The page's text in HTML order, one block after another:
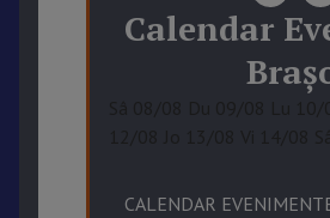
Calendar
CALENDAR